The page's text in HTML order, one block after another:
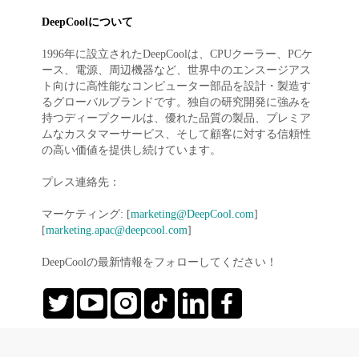
DeepCoolについて
1996年に設立されたDeepCoolは、CPUクーラー、PCケ
ース、電源、周辺機器など、世界中のエンスージアス
ト向けに高性能なコンピューター部品を設計・製造す
るグローバルブランドです。独自の研究開発に強みを
持つディープクールは、優れた品質の製品、プレミア
ムなカスタマーサービス、そして顧客に対する信頼性
の高い価値を提供し続けています。
プレス連絡先：
マーケティング: [marketing@DeepCool.com]
[marketing.apac@deepcool.com]
DeepCoolの最新情報をフォローしてください！